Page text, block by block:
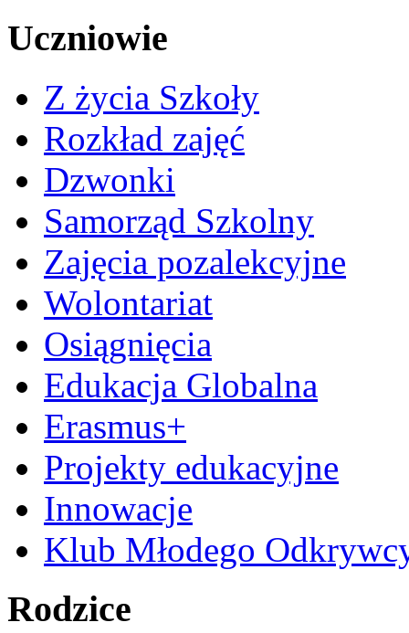
Uczniowie
Z życia Szkoły
Rozkład zajęć
Dzwonki
Samorząd Szkolny
Zajęcia pozalekcyjne
Wolontariat
Osiągnięcia
Edukacja Globalna
Erasmus+
Projekty edukacyjne
Innowacje
Klub Młodego
Rodzice